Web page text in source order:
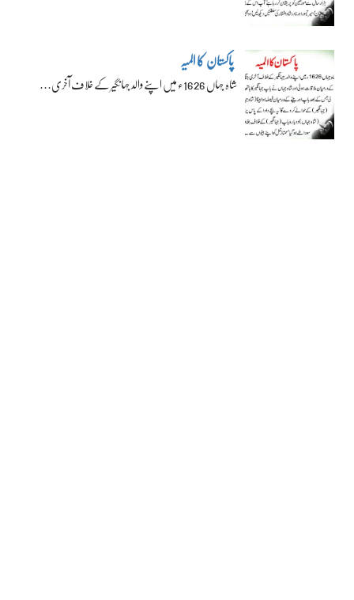
پاکستان کا المیہ
شاہ جہاں 1626ء میں اپنے والد جہانگیر کے خلاف آخری…